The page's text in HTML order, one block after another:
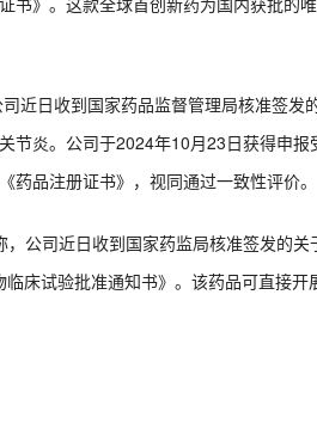
近日收到国家药品监督管理局核准签发
节炎。公司于2024年10月23日获得申
药品注册证书》，视同通过一致性评价。
公司近日收到国家药监局核准签发的关
临床试验批准通知书》。该药品可直接